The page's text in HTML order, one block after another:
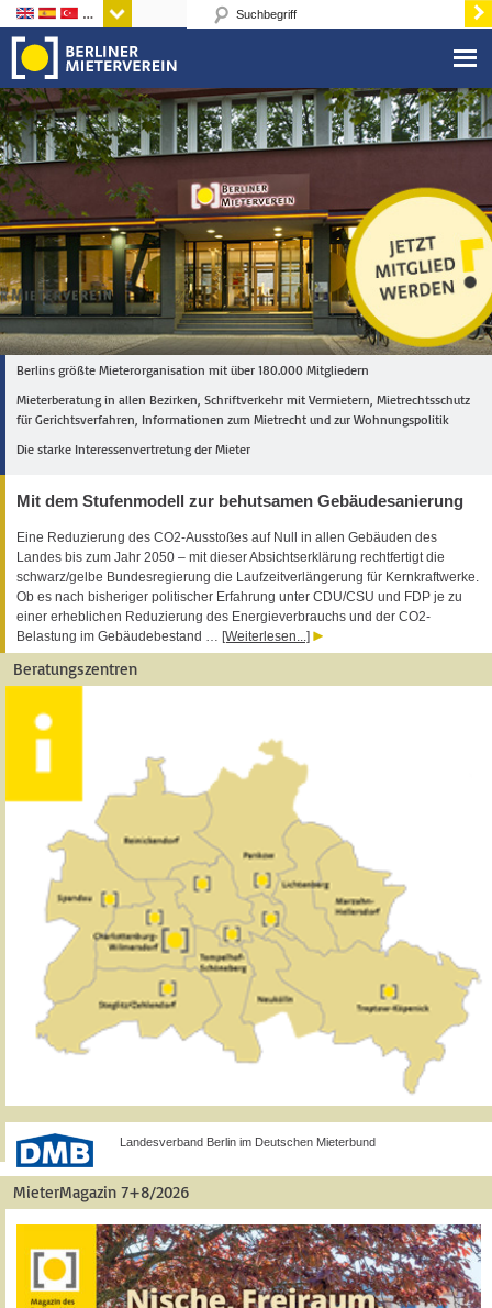
Sprachen
Berlins größte Mieterorganisation mit über 180.000 Mitgliedern
Mieterberatung in allen Bezirken, Schriftverkehr mit Vermietern, Mietrechtsschutz
für Gerichtsverfahren, Informationen zum Mietrecht und zur Wohnungspolitik
Die starke Interessenvertretung der Mieter
Mit dem Stufenmodell zur behutsamen Gebäudesanierung
Eine Reduzierung des CO2-Ausstoßes auf Null in allen Gebäuden des
Landes bis zum Jahr 2050 – mit dieser Absichtserklärung rechtfertigt die
schwarz/gelbe Bundesregierung die Laufzeitverlängerung für Kernkraftwerke.
Ob es nach bisheriger politischer Erfahrung unter CDU/CSU und FDP je zu
einer erheblichen Reduzierung des Energieverbrauchs und der CO2-
Belastung im Gebäudebestand … [Weiterlesen...]
Beratungszentren
Landesverband Berlin im Deutschen Mieterbund
MieterMagazin 7+8/2026